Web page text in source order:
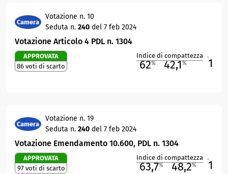
Camera
Votazione n. 10
Seduta n. 240 del 7 feb 2024
Votazione Articolo 4 PDL n. 1304
APPROVATA
86 voti di scarto
Indice di compattezza
62% 42,1% 1
Camera
Votazione n. 19
Seduta n. 240 del 7 feb 2024
Votazione Emendamento 10.600, PDL n. 1304
APPROVATA
97 voti di scarto
Indice di compattezza
63,7% 48,2% 1